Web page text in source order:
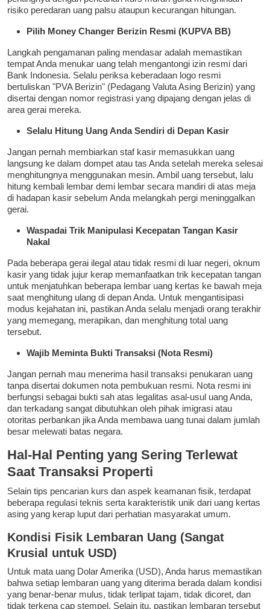
risiko peredaran uang palsu ataupun kecurangan hitungan.
Pilih Money Changer Berizin Resmi (KUPVA BB)
Langkah pengamanan paling mendasar adalah memastikan
tempat Anda menukar uang telah mengantongi izin resmi dari
Bank Indonesia. Selalu periksa keberadaan logo resmi
bertuliskan "PVA Berizin" (Pedagang Valuta Asing Berizin) yang
disertai dengan nomor registrasi yang dipajang dengan jelas di
area gerai mereka.
Selalu Hitung Uang Anda Sendiri di Depan Kasir
Jangan pernah membiarkan staf kasir memasukkan uang
langsung ke dalam dompet atau tas Anda setelah mereka selesai
menghitungnya menggunakan mesin. Ambil uang tersebut, lalu
hitung kembali lembar demi lembar secara mandiri di atas meja
di hadapan kasir sebelum Anda melangkah pergi meninggalkan
gerai.
Waspadai Trik Manipulasi Kecepatan Tangan Kasir
Nakal
Pada beberapa gerai ilegal atau tidak resmi di luar negeri, oknum
kasir yang tidak jujur kerap memanfaatkan trik kecepatan tangan
untuk menjatuhkan beberapa lembar uang kertas ke bawah meja
saat menghitung ulang di depan Anda. Untuk mengantisipasi
modus kejahatan ini, pastikan Anda selalu menjadi orang terakhir
yang memegang, merapikan, dan menghitung total uang
tersebut.
Wajib Meminta Bukti Transaksi (Nota Resmi)
Jangan pernah mau menerima hasil transaksi penukaran uang
tanpa disertai dokumen nota pembukuan resmi. Nota resmi ini
berfungsi sebagai bukti sah atas legalitas asal-usul uang Anda,
dan terkadang sangat dibutuhkan oleh pihak imigrasi atau
otoritas perbankan jika Anda membawa uang tunai dalam jumlah
besar melewati batas negara.
Hal-Hal Penting yang Sering Terlewat
Saat Transaksi Properti
Selain tips pencarian kurs dan aspek keamanan fisik, terdapat
beberapa regulasi teknis serta karakteristik unik dari uang kertas
asing yang kerap luput dari perhatian masyarakat umum.
Kondisi Fisik Lembaran Uang (Sangat
Krusial untuk USD)
Untuk mata uang Dolar Amerika (USD), Anda harus memastikan
bahwa setiap lembaran uang yang diterima berada dalam kondisi
yang benar-benar mulus, tidak terlipat tajam, tidak dicoret, dan
tidak terkena cap stempel. Selain itu, pastikan lembaran tersebut